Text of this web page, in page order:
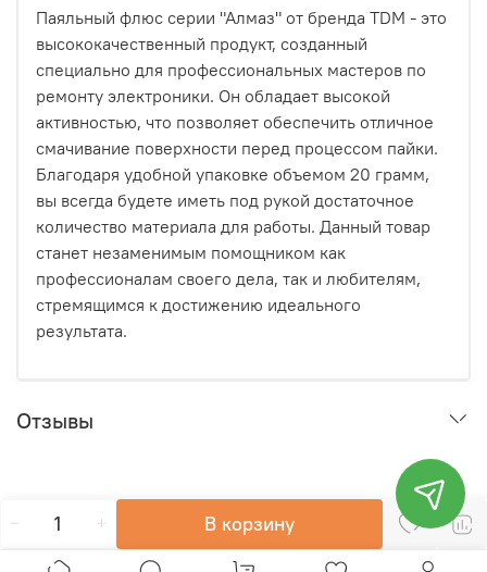
В корзину
Паяльный флюс серии "Алмаз" от бренда TDM - это
высококачественный продукт, созданный
специально для профессиональных мастеров по
ремонту электроники. Он обладает высокой
активностью, что позволяет обеспечить отличное
смачивание поверхности перед процессом пайки.
Благодаря удобной упаковке объемом 20 грамм,
вы всегда будете иметь под рукой достаточное
количество материала для работы. Данный товар
станет незаменимым помощником как
профессионалам своего дела, так и любителям,
стремящимся к достижению идеального
результата.
Отзывы